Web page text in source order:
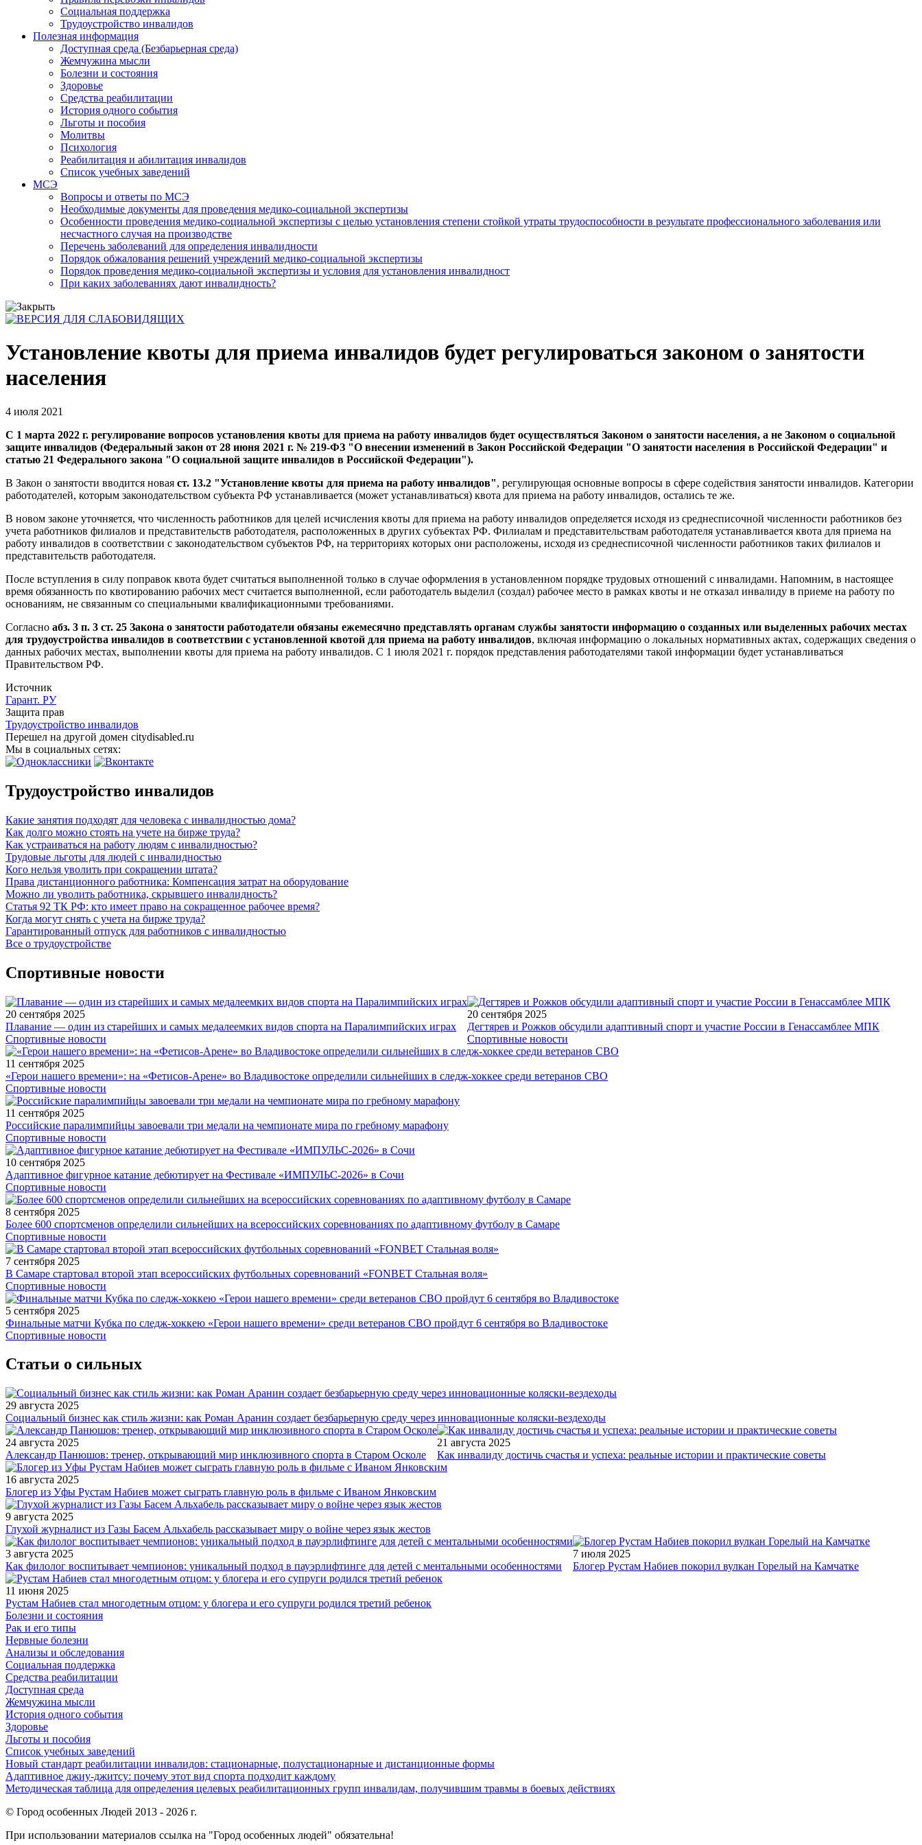
Социальная поддержка
Трудоустройство инвалидов
Полезная информация
Доступная среда (Безбарьерная среда)
Жемчужина мысли
Болезни и состояния
Здоровье
Средства реабилитации
История одного события
Льготы и пособия
Молитвы
Психология
Реабилитация и абилитация инвалидов
Список учебных заведений
МСЭ
Вопросы и ответы по МСЭ
Необходимые документы для проведения медико-социальной экспертизы
Особенности проведения медико-социальной экспертизы с целью установления степени стойкой утраты трудоспособности в результате профессионального заболевания или
несчастного случая на производстве
Перечень заболеваний для определения инвалидности
Порядок обжалования решений учреждений медико-социальной экспертизы
Порядок проведения медико-социальной экспертизы и условия для установления инвалидност
При каких заболеваниях дают инвалидность?
Установление квоты для приема инвалидов будет регулироваться законом о занятости
населения
4 июля 2021
С 1 марта 2022 г. регулирование вопросов установления квоты для приема на работу инвалидов будет осуществляться Законом о занятости населения, а не Законом о социальной
защите инвалидов (Федеральный закон от 28 июня 2021 г. № 219-ФЗ "О внесении изменений в Закон Российской Федерации "О занятости населения в Российской Федерации" и
статью 21 Федерального закона "О социальной защите инвалидов в Российской Федерации").
В Закон о занятости вводится новая ст. 13.2 "Установление квоты для приема на работу инвалидов", регулирующая основные вопросы в сфере содействия занятости инвалидов. Категории
работодателей, которым законодательством субъекта РФ устанавливается (может устанавливаться) квота для приема на работу инвалидов, остались те же.
В новом законе уточняется, что численность работников для целей исчисления квоты для приема на работу инвалидов определяется исходя из среднесписочной численности работников без
учета работников филиалов и представительств работодателя, расположенных в других субъектах РФ. Филиалам и представительствам работодателя устанавливается квота для приема на
работу инвалидов в соответствии с законодательством субъектов РФ, на территориях которых они расположены, исходя из среднесписочной численности работников таких филиалов и
представительств работодателя.
После вступления в силу поправок квота будет считаться выполненной только в случае оформления в установленном порядке трудовых отношений с инвалидами. Напомним, в настоящее
время обязанность по квотированию рабочих мест считается выполненной, если работодатель выделил (создал) рабочее место в рамках квоты и не отказал инвалиду в приеме на работу по
основаниям, не связанным со специальными квалификационными требованиями.
Согласно абз. 3 п. 3 ст. 25 Закона о занятости работодатели обязаны ежемесячно представлять органам службы занятости информацию о созданных или выделенных рабочих местах
для трудоустройства инвалидов в соответствии с установленной квотой для приема на работу инвалидов, включая информацию о локальных нормативных актах, содержащих сведения о
данных рабочих местах, выполнении квоты для приема на работу инвалидов. С 1 июля 2021 г. порядок представления работодателями такой информации будет устанавливаться
Правительством РФ.
Источник
Гарант. РУ
Защита прав
Трудоустройство инвалидов
Перешел на другой домен citydisabled.ru
Мы в социальных сетях:
Трудоустройство инвалидов
Какие занятия подходят для человека с инвалидностью дома?
Как долго можно стоять на учете на бирже труда?
Как устраиваться на работу людям с инвалидностью?
Трудовые льготы для людей с инвалидностью
Кого нельзя уволить при сокращении штата?
Права дистанционного работника: Компенсация затрат на оборудование
Можно ли уволить работника, скрывшего инвалидность?
Статья 92 ТК РФ: кто имеет право на сокращенное рабочее время?
Когда могут снять с учета на бирже труда?
Гарантированный отпуск для работников с инвалидностью
Все о трудоустройстве
Спортивные новости
20 сентября 2025
Плавание — один из старейших и самых медалеемких видов спорта на Паралимпийских играх
Спортивные новости
20 сентября 2025
Дегтярев и Рожков обсудили адаптивный спорт и участие России в Генассамблее МПК
Спортивные новости
11 сентября 2025
«Герои нашего времени»: на «Фетисов-Арене» во Владивостоке определили сильнейших в следж-хоккее среди ветеранов СВО
Спортивные новости
11 сентября 2025
Российские паралимпийцы завоевали три медали на чемпионате мира по гребному марафону
Спортивные новости
10 сентября 2025
Адаптивное фигурное катание дебютирует на Фестивале «ИМПУЛЬС-2026» в Сочи
Спортивные новости
8 сентября 2025
Более 600 спортсменов определили сильнейших на всероссийских соревнованиях по адаптивному футболу в Самаре
Спортивные новости
7 сентября 2025
В Самаре стартовал второй этап всероссийских футбольных соревнований «FONBET Стальная воля»
Спортивные новости
5 сентября 2025
Финальные матчи Кубка по следж-хоккею «Герои нашего времени» среди ветеранов СВО пройдут 6 сентября во Владивостоке
Спортивные новости
Статьи о сильных
29 августа 2025
Социальный бизнес как стиль жизни: как Роман Аранин создает безбарьерную среду через инновационные коляски-вездеходы
24 августа 2025
Александр Панюшов: тренер, открывающий мир инклюзивного спорта в Старом Осколе
21 августа 2025
Как инвалиду достичь счастья и успеха: реальные истории и практические советы
16 августа 2025
Блогер из Уфы Рустам Набиев может сыграть главную роль в фильме с Иваном Янковским
9 августа 2025
Глухой журналист из Газы Басем Альхабель рассказывает миру о войне через язык жестов
3 августа 2025
Как филолог воспитывает чемпионов: уникальный подход в пауэрлифтинге для детей с ментальными особенностями
7 июля 2025
Блогер Рустам Набиев покорил вулкан Горелый на Камчатке
11 июня 2025
Рустам Набиев стал многодетным отцом: у блогера и его супруги родился третий ребенок
Болезни и состояния
Рак и его типы
Нервные болезни
Анализы и обследования
Социальная поддержка
Средства реабилитации
Доступная среда
Жемчужина мысли
История одного события
Здоровье
Льготы и пособия
Список учебных заведений
Новый стандарт реабилитации инвалидов: стационарные, полустационарные и дистанционные формы
Адаптивное джиу-джитсу: почему этот вид спорта подходит каждому
Методическая таблица для определения целевых реабилитационных групп инвалидам, получившим травмы в боевых действиях
© Город особенных Людей 2013 - 2026 г.
При использовании материалов ссылка на "Город особенных людей" обязательна!